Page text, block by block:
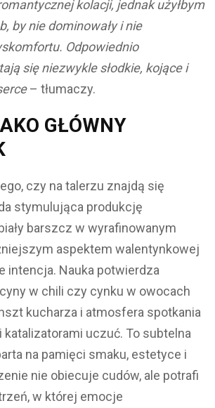
kolacji, jednak użyłbym
by nie dominowały i nie
Odpowiednio
się niezwykle słodkie, kojące i
– tłumaczy.
GŁÓWNY
czy na talerzu znajdą się
stymulująca produkcję
barszcz w wyrafinowanym
aspektem walentynkowej
intencja. Nauka potwierdza
w chili czy cynku w owocach
kucharza i atmosfera spotkania
uczuć. To subtelna
na pamięci smaku, estetyce i
nie obiecuje cudów, ale potrafi
w której emocje